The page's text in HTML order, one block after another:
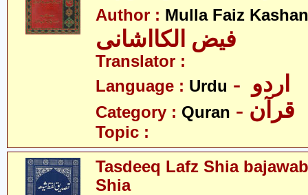
Author : Mulla Faiz
فیض الکااشانی
Translator :
Language : Urdu
Category : Quran - قرآن
Topic :
Tasdeeq Lafz Shia
Shia